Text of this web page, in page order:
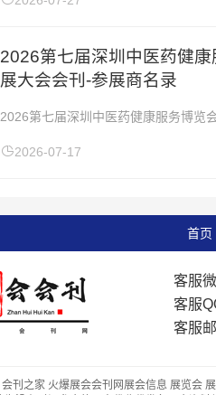
2026第七届深圳中医药健
展大会会刊-参展商名录
2026第七届深圳中医药健康服务博览
间：2026年6月26-28日 地址：深圳会
2026-07-17
首页
客服
客服
客服
会刊之家 火爆展会会刊网展会信息 展览会